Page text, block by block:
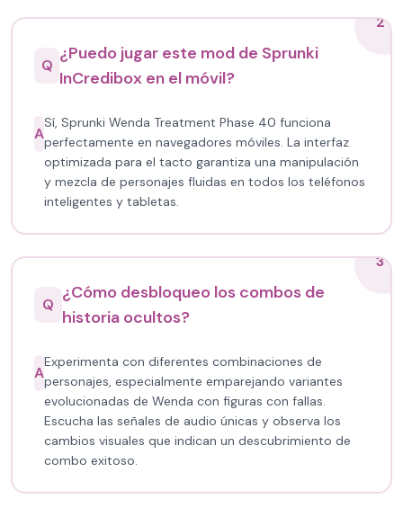
2
Q
¿Puedo jugar este mod de Sprunki
InCredibox en el móvil?
A
Sí, Sprunki Wenda Treatment Phase 40 funciona
perfectamente en navegadores móviles. La interfaz
optimizada para el tacto garantiza una manipulación
y mezcla de personajes fluidas en todos los teléfonos
inteligentes y tabletas.
3
Q
¿Cómo desbloqueo los combos de
historia ocultos?
A
Experimenta con diferentes combinaciones de
personajes, especialmente emparejando variantes
evolucionadas de Wenda con figuras con fallas.
Escucha las señales de audio únicas y observa los
cambios visuales que indican un descubrimiento de
combo exitoso.